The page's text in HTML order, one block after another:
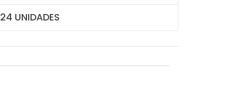
24 UNIDADES